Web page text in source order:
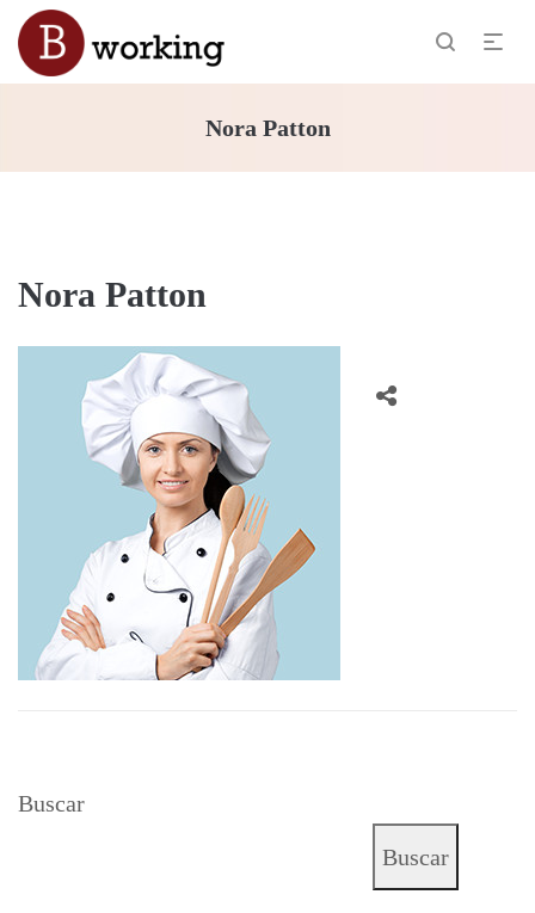
Nora Patton
Nora Patton
Buscar
Buscar